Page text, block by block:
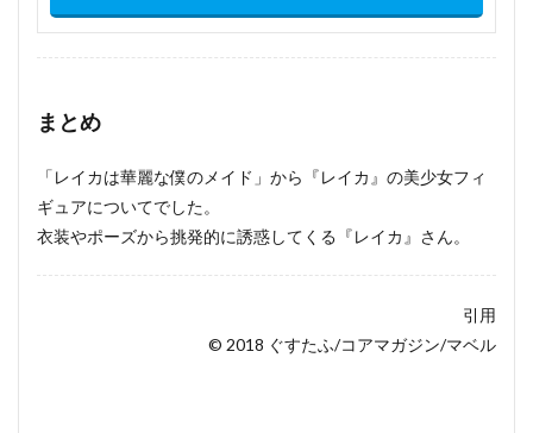
まとめ
「レイカは華麗な僕のメイド」から『レイカ』の美少女フィ
ギュアについてでした。
衣装やポーズから挑発的に誘惑してくる『レイカ』さん。
引用
© 2018 ぐすたふ/コアマガジン/マベル